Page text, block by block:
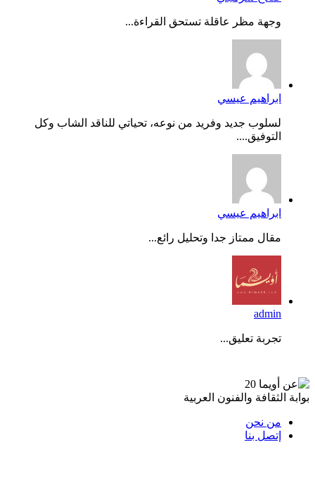
وجهة مظر عاقلة تستحق القراءة...
ابراهيم عيسي
لسلوب جديد وفريد من نوعه، تحياتي للناقد الشاب وكل
التوفيق....
ابراهيم عيسي
مقال ممتاز جدا وتحليل رائع...
admin
تجربة تعليق...
بوابة الثقافة والفنون العربية
من نحن
إتصل بنا